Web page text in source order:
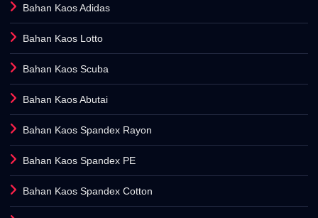
Bahan Kaos Adidas
Bahan Kaos Lotto
Bahan Kaos Scuba
Bahan Kaos Abutai
Bahan Kaos Spandex Rayon
Bahan Kaos Spandex PE
Bahan Kaos Spandex Cotton